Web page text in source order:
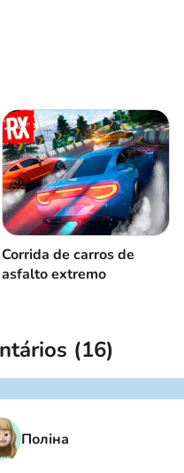
Corrida de carros de
asfalto extremo
(16)
Поліна